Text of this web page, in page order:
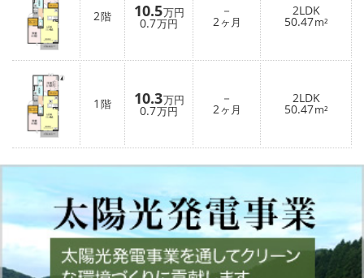
2階 10.5万円
0.7万円
－
2ヶ月
2LDK
50.47m²
1 階 10.3万円
0.7万円
－
2ヶ月
2LDK
50.47m²